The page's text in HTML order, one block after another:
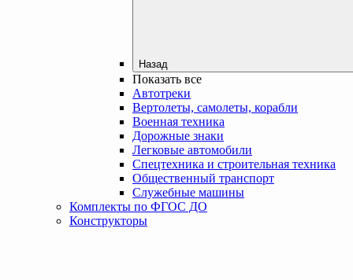
Назад
Показать все
Автотреки
Вертолеты, самолеты, корабли
Военная техника
Дорожные знаки
Легковые автомобили
Спецтехника и строительная техника
Общественный транспорт
Служебные машины
Комплекты по ФГОС ДО
Конструкторы